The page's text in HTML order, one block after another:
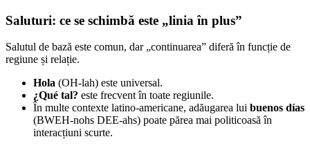
Saluturi: ce se schimbă este „linia în plus”
Salutul de bază este comun, dar „continuarea” diferă în funcție de
regiune și relație.
Hola (OH-lah) este universal.
¿Qué tal? este frecvent în toate regiunile.
În multe contexte latino-americane, adăugarea lui buenos días
(BWEH-nohs DEE-ahs) poate părea mai politicoasă în
interacțiuni scurte.